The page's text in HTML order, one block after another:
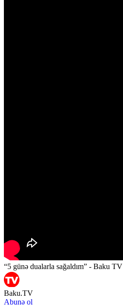
“5 günə dualarla sağaldım” - Baku TV
Baku.TV
Abunə ol